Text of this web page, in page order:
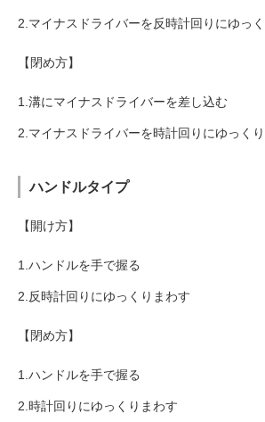
2.マイナスドライバーを反時計回りにゆっ
【閉め方】
1.溝にマイナスドライバーを差し込む
2.マイナスドライバーを時計回りにゆっく
ハンドルタイプ
【開け方】
1.ハンドルを手で握る
2.反時計回りにゆっくりまわす
【閉め方】
1.ハンドルを手で握る
2.時計回りにゆっくりまわす